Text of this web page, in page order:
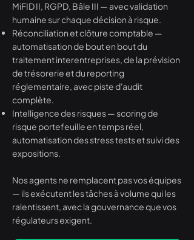
MiFID II, RGPD, Bâle III — avec validation
humaine sur chaque décision à risque.
Réconciliation et clôture comptable —
automatisation de bout en bout du
traitement interentreprises, de la prévision
de trésorerie et du reporting
réglementaire, avec piste d'audit
complète.
Intelligence des risques — scoring de
risque portefeuille en temps réel,
automatisation des stress tests et suivi des
expositions.
Nos agents ne remplacent pas vos équipes
— ils exécutent les tâches à volume qui les
ralentissent, avec la gouvernance que vos
régulateurs exigent.